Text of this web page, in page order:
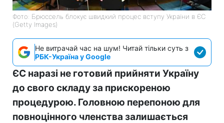
Фото: Брюссель блокує швидкий процес вступу України в ЄС
(Getty Images)
Не витрачай час на шум! Читай тільки суть з
РБК-Україна у Google
ЄС наразі не готовий прийняти Україну
до свого складу за прискореною
процедурою. Головною перепоною для
повноцінного членства залишається